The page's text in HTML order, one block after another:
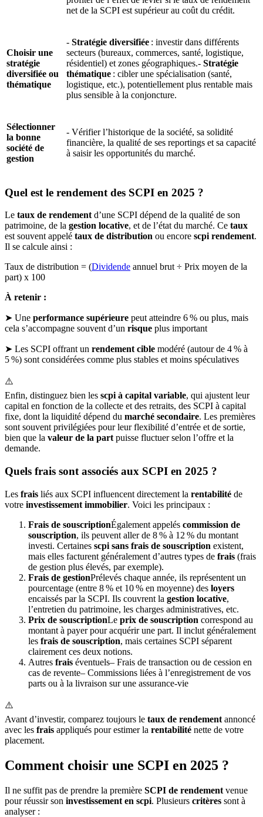
net de la SCPI est supérieur au coût du crédit.
Choisir une
stratégie
diversifiée ou
thématique
- Stratégie diversifiée : investir dans différents
secteurs (bureaux, commerces, santé, logistique,
résidentiel) et zones géographiques.- Stratégie
thématique : cibler une spécialisation (santé,
logistique, etc.), potentiellement plus rentable mais
plus sensible à la conjoncture.
Sélectionner
la bonne
société de
gestion
- Vérifier l’historique de la société, sa solidité
financière, la qualité de ses reportings et sa capacité
à saisir les opportunités du marché.
Quel est le rendement des SCPI en 2025 ?
Le taux de rendementd’une SCPI dépend de la qualité de son
patrimoine, de la gestion locative, et de l’état du marché. Ce taux
est souvent appelé taux de distribution ou encore scpi rendement.
Il se calcule ainsi :
Taux de distribution = (Dividende annuel brut ÷ Prix moyen de la
part) x 100
À retenir :
➤ Une performance supérieure peut atteindre 6 % ou plus, mais
cela s’accompagne souvent d’un risque plus important
➤ Les SCPI offrant un rendement cible modéré (autour de 4 % à
5 %) sont considérées comme plus stables et moins spéculatives
⚠️
Enfin, distinguez bien les scpi à capital variable, qui ajustent leur
capital en fonction de la collecte et des retraits, des SCPI à capital
fixe, dont la liquidité dépend du marché secondaire. Les premières
sont souvent privilégiées pour leur flexibilité d’entrée et de sortie,
bien que la valeur de la partpuisse fluctuer selon l’offre et la
demande.
Quels frais sont associés aux SCPI en 2025 ?
Les frais liés aux SCPI influencent directement la rentabilité de
votre investissement immobilier. Voici les principaux :
Frais de souscriptionÉgalement appelés commission de
souscription, ils peuvent aller de 8 % à 12 % du montant
investi. Certaines scpi sans frais de souscription existent,
mais elles facturent généralement d’autres types de frais (frais
de gestion plus élevés, par exemple).
Frais de gestionPrélevés chaque année, ils représentent un
pourcentage (entre 8 % et 10 % en moyenne) des loyers
encaissés par la SCPI. Ils couvrent la gestion locative,
l’entretien du patrimoine, les charges administratives, etc.
Prix de souscriptionLe prix de souscription correspond au
montant à payer pour acquérir une part. Il inclut généralement
les frais de souscription, mais certaines SCPI séparent
clairement ces deux notions.
Autres frais éventuels– Frais de transaction ou de cession en
cas de revente– Commissions liées à l’enregistrement de vos
parts ou à la livraison sur une assurance-vie
⚠️
Avant d’investir, comparez toujours le taux de rendement annoncé
avec les frais appliqués pour estimer la rentabilité nette de votre
placement.
Comment choisir une SCPI en 2025 ?
Il ne suffit pas de prendre la première SCPI de rendement venue
pour réussir son investissement en scpi. Plusieurs critères sont à
analyser :